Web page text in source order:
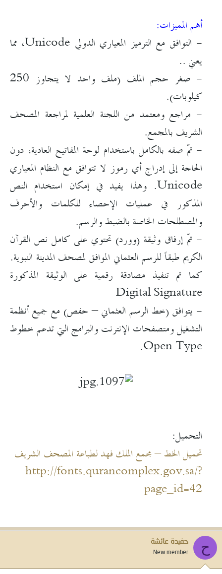
أهم المميزات:
- التوافق مع الترميز المعياري الدولي Unicode، مما
يعني ..
- صغر حجم الملف (ملف واحد لا يتجاوز 250
كيلوبات).
- مراجع ومعتمد من اللجنة العلمية لمراجعة المصحف
الشريف بالمجمع.
- تمّ صفه بالكامل باستخدام لوحة المفاتيح العادية، دون
الحاجة إلى إدراج أي رموز لا تتوافق مع النظام المعياري
Unicode. وهذا يفيد في إمكان استخدام النص
المذكور في عمليات الإحصاء للكلمات والأحرف
والمصطلحات الخاصة بالضبط والرسم.
- تمّ إرفاق وثيقة (وورد) تحتوي على كامل نص القرآن
الكريم طبقاً للرسم العثماني الموافق لمصحف المدينة النبوية.
كما تم تنفيذ مصادقة رقمية على الوثيقة المذكورة
Digital Signature
- يتوافق (خط الرسم العثماني – حفص) مع جميع أنظمة
التشغيل ومتصفحات الإنترنت والبرامج التي تدعم خطوط
Open Type.
التحميل:
تحميل الخط – مجمع الملك فهد لطباعة المصحف الشريف
http://fonts.qurancomplex.gov.sa/?
page_id=42
ح حفيدة عائشة
New member